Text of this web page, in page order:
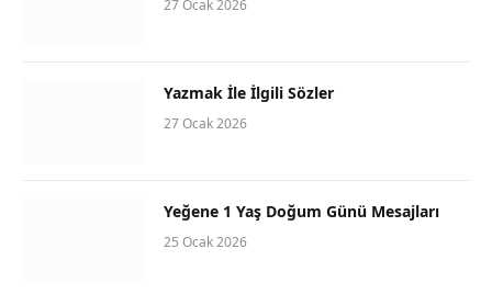
27 Ocak 2026
Yazmak İle İlgili Sözler
27 Ocak 2026
Yeğene 1 Yaş Doğum Günü Mesajları
25 Ocak 2026